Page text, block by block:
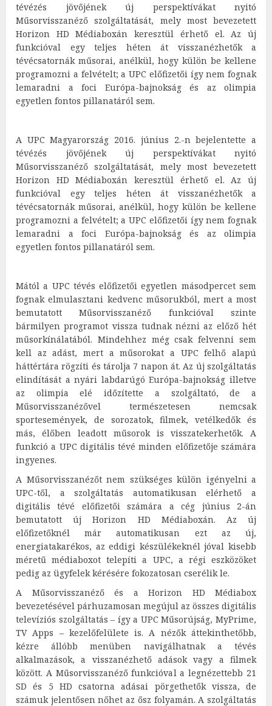
tévézés jövőjének új perspektívákat nyitó
Műsorvisszanéző szolgáltatását, mely most bevezetett
Horizon HD Médiaboxán keresztül érhető el. Az új
funkcióval egy teljes héten át visszanézhetők a
tévécsatornák műsorai, anélkül, hogy külön be kellene
programozni a felvételt; a UPC előfizetői így nem fognak
lemaradni a foci Európa-bajnokság és az olimpia
egyetlen fontos pillanatáról sem.
A UPC Magyarország 2016. június 2.-n bejelentette a
tévézés jövőjének új perspektívákat nyitó
Műsorvisszanéző szolgáltatását, mely most bevezetett
Horizon HD Médiaboxán keresztül érhető el. Az új
funkcióval egy teljes héten át visszanézhetők a
tévécsatornák műsorai, anélkül, hogy külön be kellene
programozni a felvételt; a UPC előfizetői így nem fognak
lemaradni a foci Európa-bajnokság és az olimpia
egyetlen fontos pillanatáról sem.
Mától a UPC tévés előfizetői egyetlen másodpercet sem
fognak elmulasztani kedvenc műsorukból, mert a most
bemutatott Műsorvisszanéző funkcióval szinte
bármilyen programot vissza tudnak nézni az előző hét
műsorkínálatából. Mindehhez még csak felvenni sem
kell az adást, mert a műsorokat a UPC felhő alapú
háttértára rögzíti és tárolja 7 napon át. Az új szolgáltatás
elindítását a nyári labdarúgó Európa-bajnokság illetve
az olimpia elé időzítette a szolgáltató, de a
Műsorvisszanézővel természetesen nemcsak
sportesemények, de sorozatok, filmek, vetélkedők és
más, élőben leadott műsorok is visszatekerhetők. A
funkció a UPC digitális tévé minden előfizetője számára
ingyenes.
A Műsorvisszanézőt nem szükséges külön igényelni a
UPC-től, a szolgáltatás automatikusan elérhető a
digitális tévé előfizetői számára a cég június 2-án
bemutatott új Horizon HD Médiaboxán. Az új
előfizetőknél már automatikusan ezt az új,
energiatakarékos, az eddigi készülékeknél jóval kisebb
méretű médiaboxot telepíti a UPC, a régi eszközöket
pedig az ügyfelek kérésére fokozatosan cserélik le.
A Műsorvisszanéző és a Horizon HD Médiabox
bevezetésével párhuzamosan megújul az összes digitális
televíziós szolgáltatás – így a UPC Műsorújság, MyPrime,
TV Apps – kezelőfelülete is. A nézők áttekinthetőbb,
kézre állóbb menüben navigálhatnak a tévés
alkalmazások, a visszanézhető adások vagy a filmek
között. A Műsorvisszanéző funkcióval a legnézettebb 21
SD és 5 HD csatorna adásai pörgethetők vissza, de
számuk jelentősen nőhet az ősz folyamán. A szolgáltatás